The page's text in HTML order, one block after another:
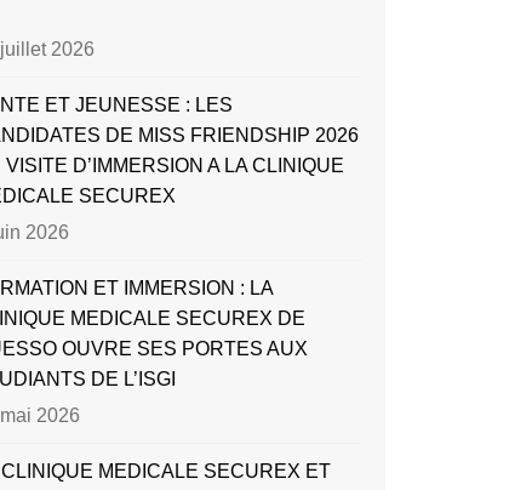
2026
ET JEUNESSE : LES
DE MISS FRIENDSHIP 2026
VISITE D’IMMERSION A LA CLINIQUE
SECUREX
2026
ET IMMERSION : LA
MEDICALE SECUREX DE
OUVRE SES PORTES AUX
DE L’ISGI
2026
CLINIQUE MEDICALE SECUREX ET